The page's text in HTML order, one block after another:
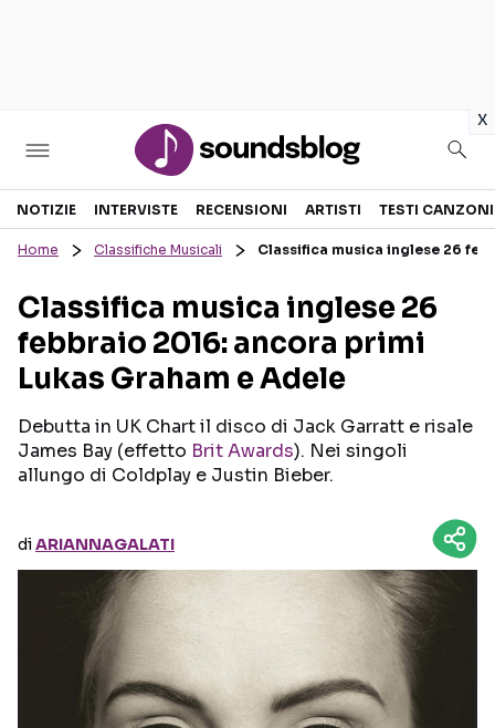
x
Sezioni
RECENSIONI MUSICALI
INTERVISTE
GOSSIP E CURIOSITÀ
TESTI CANZONI
TOUR ED EVENTI
TALENT SHOW
Seguici sui social
NOTIZIE INTERVISTE RECENSIONI ARTISTI TESTI CANZONI
Home Classifiche Musicali Classifica musica inglese 26
Classifica musica inglese 26
febbraio 2016: ancora primi
Lukas Graham e Adele
Debutta in UK Chart il disco di Jack Garratt e risale
James Bay (effetto Brit Awards). Nei singoli
allungo di Coldplay e Justin Bieber.
diARIANNAGALATI